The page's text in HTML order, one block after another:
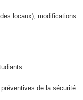
locaux), modifications
de la sécurité